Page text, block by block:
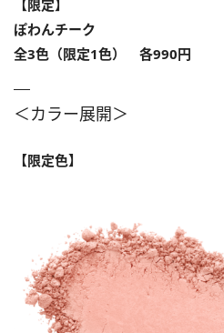
【限定】
ぽわんチーク
全3色（限定1色） 各990円
＜カラー展開＞
【限定色】